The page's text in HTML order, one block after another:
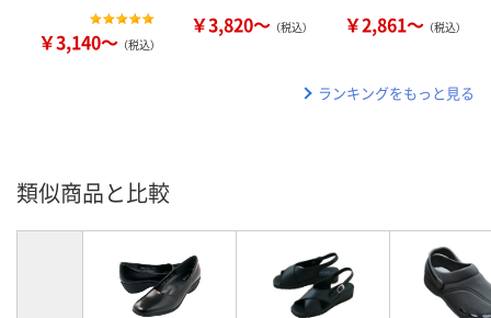
￥3,140～ （税込）
￥3,820～ （税込） ￥2,861～ （税込）
ランキングをもっと見る
類似商品と比較